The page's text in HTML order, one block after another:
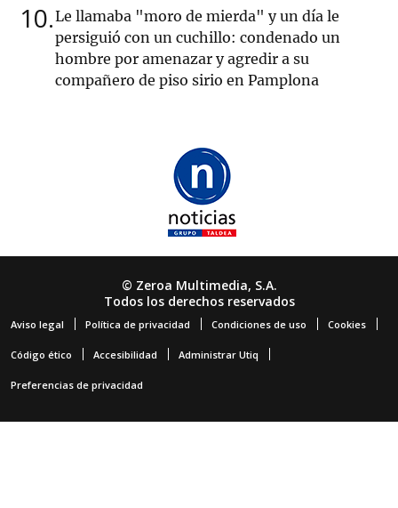
10 Le llamaba "moro de mierda" y un día le
persiguió con un cuchillo: condenado un
hombre por amenazar y agredir a su
compañero de piso sirio en Pamplona
© Zeroa Multimedia, S.A.
Todos los derechos reservados
Aviso legal Política de privacidad Condiciones de uso Cookies
Código ético Accesibilidad Administrar Utiq
Preferencias de privacidad